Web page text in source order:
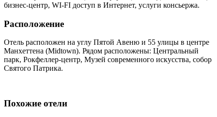
бизнес-центр, WI-FI доступ в Интернет, услуги консьержа.
Расположение
Отель расположен на углу Пятой Авеню и 55 улицы в центре
Манхеттена (Midtown). Рядом расположены: Центральный
парк, Рокфеллер-центр, Музей современного искусства, собор
Святого Патрика.
Похожие отели